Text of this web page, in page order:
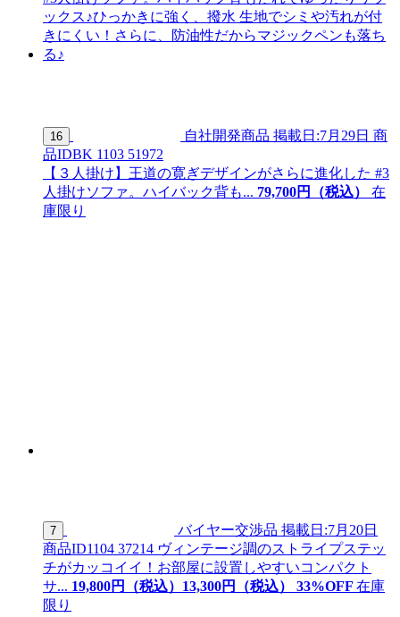
16 自社開発商品 掲載日:7月29日 商
品IDBK 1103 51972
【３人掛け】王道の寛ぎデザインがさらに進化した #3
人掛けソファ。ハイバック背も... 79,700円（税込）
在
庫限り
7 バイヤー交渉品 掲載日:7月20日
商品ID1104 37214 ヴィンテージ調のストライプステッ
チがカッコイイ！お部屋に設置しやすいコンパクト
サ... 19,800円（税込） 13,300円（税込） 33%OFF 在庫
限り